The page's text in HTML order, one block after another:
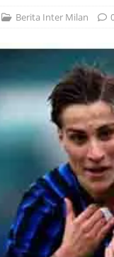
Berita Inter Milan